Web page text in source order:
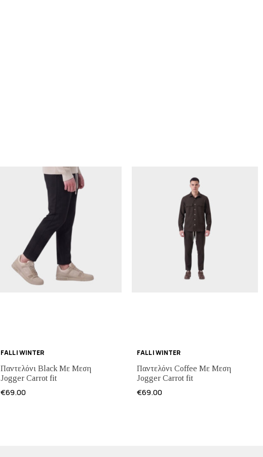
FALL | WINTER
Παντελόνι Black Με Μεση
Jogger Carrot fit
€69.00
FALL | WINTER
Παντελόνι Coffee Με Μεση
Jogger Carrot fit
€69.00